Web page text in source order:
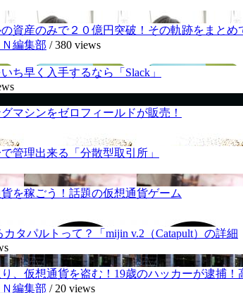
資産のみで２０億円突破！その軌跡をまとめ
編集部 /380 views
ち早く入手するなら「Slack」
マシンをゼロフィールドが販売！
管理出来る「分散型取引所」
を稼ごう！話題の仮想通貨ゲーム
タパルトって？「mijin v.2（Catapult）の詳細
、仮想通貨を盗む！19歳のハッカーが逮捕！
編集部 / 20 views